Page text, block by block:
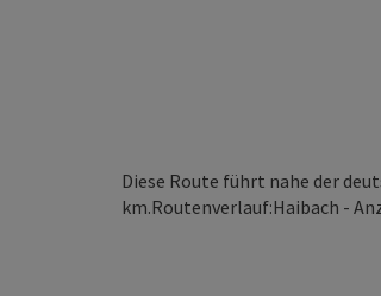
Diese Route führt nahe der
km.Routenverlauf:Haibach -